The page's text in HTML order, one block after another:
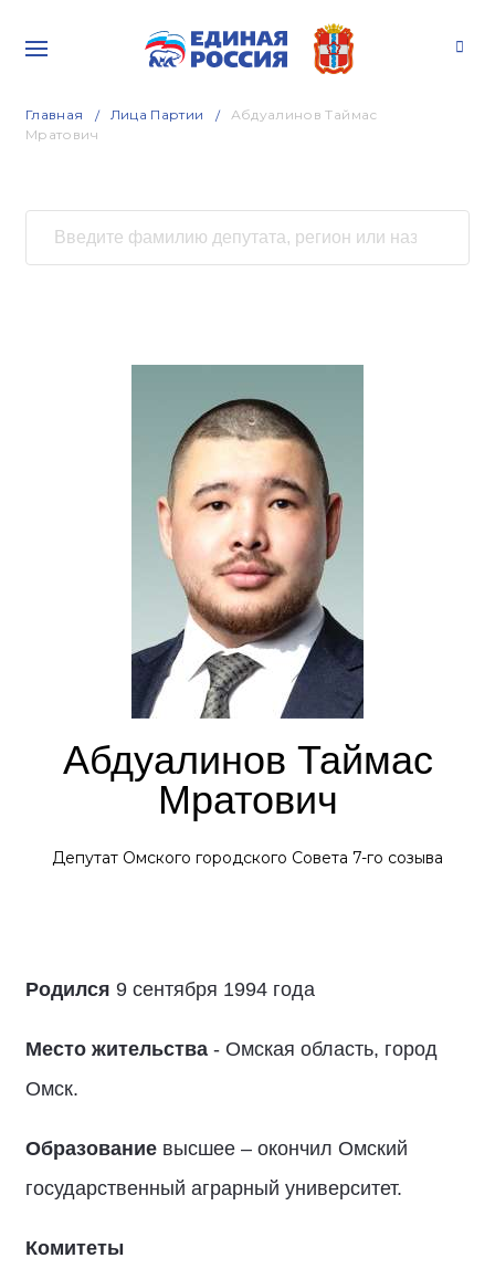
Главная Лица Партии
Абдуалинов Таймас
Мратович
Абдуалинов Таймас
Мратович
Депутат Омского городского Совета 7-го созыва
Родился 9 сентября 1994 года
Место жительства - Омская область, город
Омск.
Образование высшее – окончил Омский
государственный аграрный университет.
Комитеты